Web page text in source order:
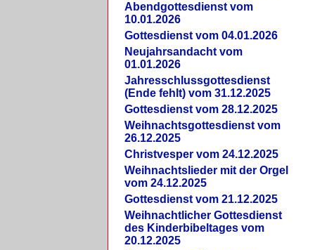
Abendgottesdienst vom
10.01.2026
Gottesdienst vom 04.01.2026
Neujahrsandacht vom
01.01.2026
Jahresschlussgottesdienst
(Ende fehlt) vom 31.12.2025
Gottesdienst vom 28.12.2025
Weihnachtsgottesdienst vom
26.12.2025
Christvesper vom 24.12.2025
Weihnachtslieder mit der Orgel
vom 24.12.2025
Gottesdienst vom 21.12.2025
Weihnachtlicher Gottesdienst
des Kinderbibeltages vom
20.12.2025